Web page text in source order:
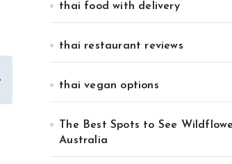
thai food with delivery
thai restaurant reviews
thai vegan options
The Best Spots to See
Australia